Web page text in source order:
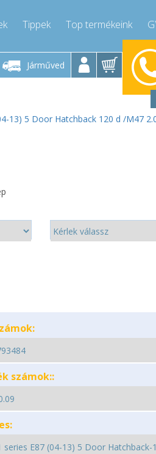
Tippek Top termékeink
Járműved
Hétfő-Péntek 9-17
+36303967994
info@compressor-express.hu
13) 5 Door Hatchback 120 d /M47
számok::